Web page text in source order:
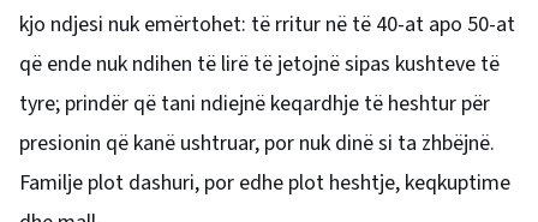
kjo ndjesi nuk emërtohet: të rritur në të 40-at apo 50-at
që ende nuk ndihen të lirë të jetojnë sipas kushteve të
tyre; prindër që tani ndiejnë keqardhje të heshtur për
presionin që kanë ushtruar, por nuk dinë si ta zhbëjnë.
Familje plot dashuri, por edhe plot heshtje, keqkuptime